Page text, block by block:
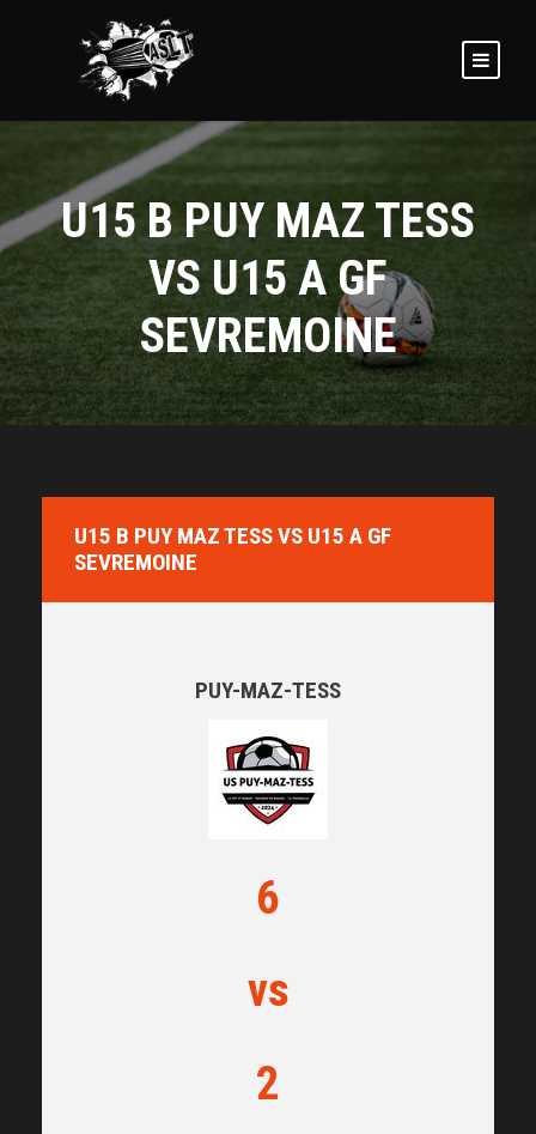
U15 B PUY MAZ TESS
VS U15 A GF
SEVREMOINE
U15 B PUY MAZ TESS VS U15 A GF
SEVREMOINE
PUY-MAZ-TESS
6
vs
2